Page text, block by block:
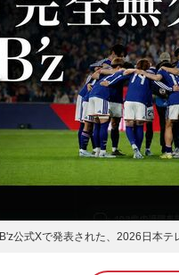
B'z公式Xで発表された、2026日本テ